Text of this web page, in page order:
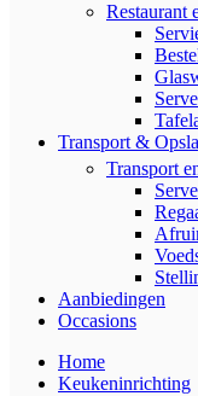
Restaurant
Transport &
Transport
Aanbiedingen
Occasions
Home
Keukeninrichting